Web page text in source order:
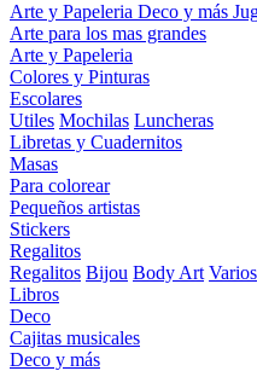
Arte y Papeleria Deco y más
Arte para los mas grandes
Arte y Papeleria
Colores y Pinturas
Escolares
Utiles Mochilas Luncheras
Libretas y Cuadernitos
Masas
Para colorear
Pequeños artistas
Stickers
Regalitos
Regalitos Bijou Body Art Varios
Libros
Deco
Cajitas musicales
Deco y más